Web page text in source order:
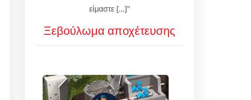
είμαστε [...]"
Ξεβούλωμα αποχέτευσης